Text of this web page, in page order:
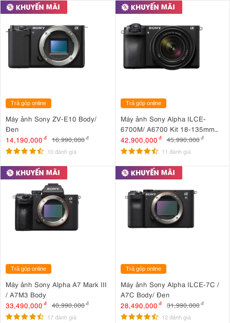
Trả góp online
Máy ảnh Sony ZV-E10 Body/
Đen
14,190,000 đ 16,990,000đ
10 đánh giá
Trả góp online
Máy ảnh Sony Alpha ILCE-
6700M/ A6700 Kit 18-135mm
F3.5-5.6 OSS
42,900,000 đ 45,990,000 đ
11 đánh giá
Trả góp online
Máy ảnh Sony Alpha A7 Mark III
/ A7M3 Body
33,490,000 đ 40,990,000đ
17 đánh giá
Trả góp online
Máy ảnh Sony Alpha ILCE-7C /
A7C Body/ Đen
28,490,000 đ 31,990,000 đ
12 đánh giá